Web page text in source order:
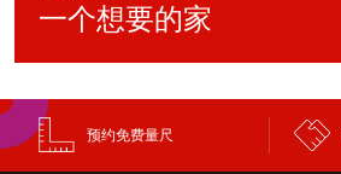
一个想要的家
预约免费量尺